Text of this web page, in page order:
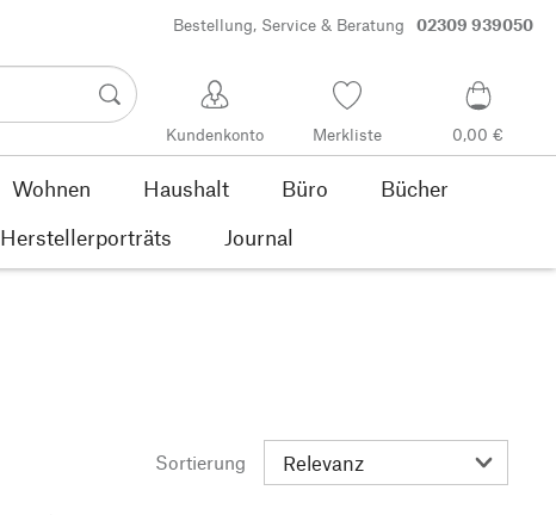
Bestellung, Service & Beratung 02309 939050
Kundenkonto Merkliste 0,00 €
Wohnen Haushalt Büro
Bücher
Herstellerporträts Journal
Sortierung